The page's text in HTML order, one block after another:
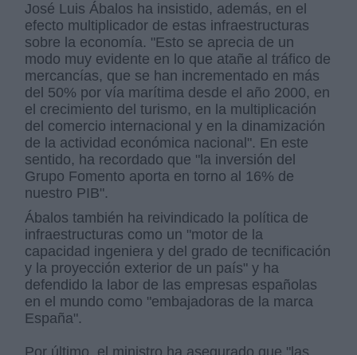
José Luis Ábalos ha insistido, además, en el
efecto multiplicador de estas infraestructuras
sobre la economía. "Esto se aprecia de un
modo muy evidente en lo que atañe al tráfico de
mercancías, que se han incrementado en más
del 50% por vía marítima desde el año 2000, en
el crecimiento del turismo, en la multiplicación
del comercio internacional y en la dinamización
de la actividad económica nacional". En este
sentido, ha recordado que "la inversión del
Grupo Fomento aporta en torno al 16% de
nuestro PIB".
Ábalos también ha reivindicado la política de
infraestructuras como un "motor de la
capacidad ingeniera y del grado de tecnificación
y la proyección exterior de un país" y ha
defendido la labor de las empresas españolas
en el mundo como "embajadoras de la marca
España".